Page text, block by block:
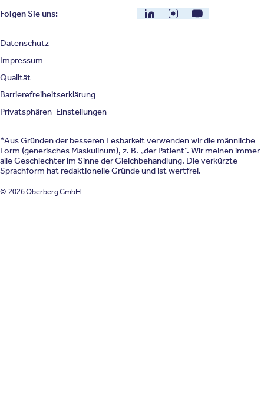
Folgen Sie uns: LinkedIn InstagramYouTube
Datenschutz
Impressum
Qualität
Barrierefreiheitserklärung
Privatsphären-Einstellungen
*Aus Gründen der besseren Lesbarkeit verwenden wir die männliche
Form (generisches Maskulinum), z. B. „der Patient“. Wir meinen immer
alle Geschlechter im Sinne der Gleichbehandlung. Die verkürzte
Sprachform hat redaktionelle Gründe und ist wertfrei.
© 2026 Oberberg GmbH